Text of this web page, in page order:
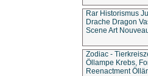
Rar Historismus
Drache Dragon
Scene Art
Zodiac -
Öllampe Krebs,
Reenactment